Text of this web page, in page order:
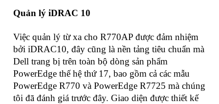
Quản lý iDRAC 10
Việc quản lý từ xa cho R770AP được đảm nhiệm
bởi iDRAC10, đây cũng là nền tảng tiêu chuẩn mà
Dell trang bị trên toàn bộ dòng sản phẩm
PowerEdge thế hệ thứ 17, bao gồm cả các mẫu
PowerEdge R770 và PowerEdge R7725 mà chúng
tôi đã đánh giá trước đây. Giao diện được thiết kế